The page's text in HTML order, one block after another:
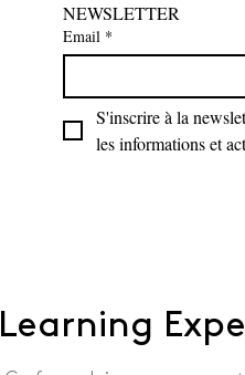
NEWSLETTER
Email *
S'inscrire à la
les informations et
Learning